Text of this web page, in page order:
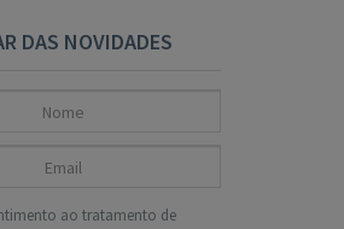
DAS NOVIDADES
ao tratamento de